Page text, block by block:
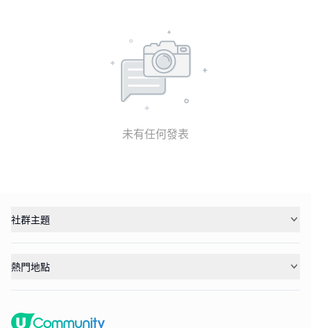
未有任何發表
社群主題
熱門地點